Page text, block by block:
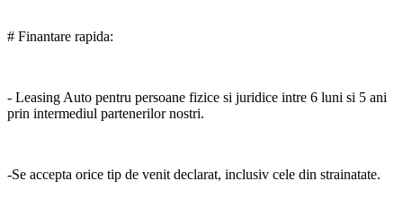
# Finantare rapida:
- Leasing Auto pentru persoane fizice si juridice intre 6 luni si 5 ani
prin intermediul partenerilor nostri.
-Se accepta orice tip de venit declarat, inclusiv cele din strainatate.